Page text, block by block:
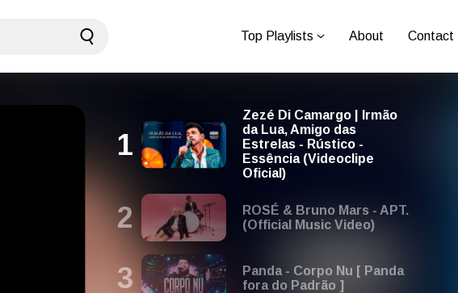
Top Playlists About Contact
Zezé Di Camargo | Irmão
da Lua, Amigo das
Estrelas - Rústico -
Essência (Videoclipe
Oficial)
ROSÉ & Bruno Mars - APT.
(Official Music Video)
Panda - Corpo Nu [ Panda
fora do Padrão ]